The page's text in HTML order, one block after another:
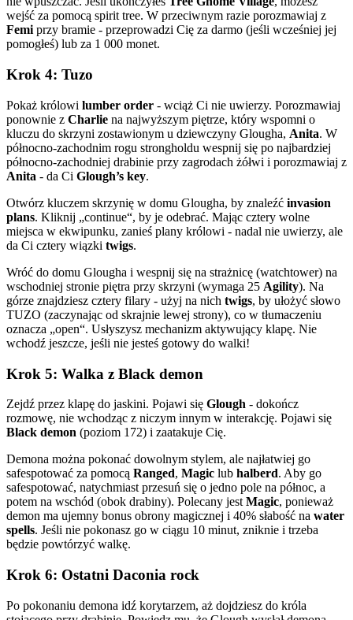
wejść za pomocą spirit tree. W przeciwnym razie porozmawiaj z
Femiprzy bramie - przeprowadzi Cię za darmo (jeśli wcześniej jej
pomogłeś) lub za 1 000 monet.
Krok 4: Tuzo
Pokaż królowi lumber order - wciąż Ci nie uwierzy. Porozmawiaj
ponownie z Charlie na najwyższym piętrze, który wspomni o
kluczu do skrzyni zostawionym u dziewczyny Glougha, Anita. W
północno-zachodnim rogu strongholdu wespnij się po najbardziej
północno-zachodniej drabinie przy zagrodach żółwi i porozmawiaj z
Anita - da Ci Glough’s key.
Otwórz kluczem skrzynię w domu Glougha, by znaleźć invasion
plans. Kliknij „continue“, by je odebrać. Mając cztery wolne
miejsca w ekwipunku, zanieś plany królowi - nadal nie uwierzy, ale
da Ci cztery wiązki twigs.
Wróć do domu Glougha i wespnij się na strażnicę (watchtower) na
wschodniej stronie piętra przy skrzyni (wymaga 25 Agility). Na
górze znajdziesz cztery filary - użyj na nich twigs, by ułożyć słowo
TUZO (zaczynając od skrajnie lewej strony), co w tłumaczeniu
oznacza „open“. Usłyszysz mechanizm aktywujący klapę. Nie
wchodź jeszcze, jeśli nie jesteś gotowy do walki!
Krok 5: Walka z Black demon
Zejdź przez klapę do jaskini. Pojawi się Glough - dokończ
rozmowę, nie wchodząc z niczym innym w interakcję. Pojawi się
Black demon (poziom 172) i zaatakuje Cię.
Demona można pokonać dowolnym stylem, ale najłatwiej go
safespotować za pomocą Ranged, Magic lub halberd. Aby go
safespotować, natychmiast przesuń się o jedno pole na północ, a
potem na wschód (obok drabiny). Polecany jest Magic, ponieważ
demon ma ujemny bonus obrony magicznej i 40% słabość na water
spells. Jeśli nie pokonasz go w ciągu 10 minut, zniknie i trzeba
będzie powtórzyć walkę.
Krok 6: Ostatni Daconia rock
Po pokonaniu demona idź korytarzem, aż dojdziesz do króla